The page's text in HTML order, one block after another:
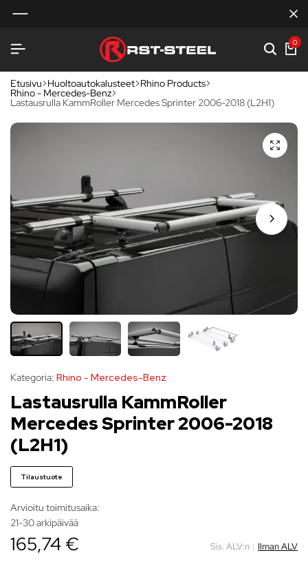
0
Etusivu Huoltoautokalusteet Rhino Products
Rhino - Mercedes-Benz
Lastausrulla KammRoller Mercedes Sprinter 2006-2018 (L2H1)
Kategoria: Rhino - Mercedes-Benz
Lastausrulla KammRoller
Mercedes Sprinter 2006-2018
(L2H1)
Tilaustuote
Arvioitu toimitusaika:
21-30 arkipäivää
165,74 € Sis. ALV:n | Ilman ALV